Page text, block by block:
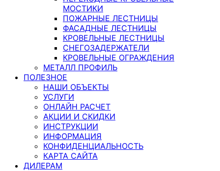
МОСТИКИ
ПОЖАРНЫЕ ЛЕСТНИЦЫ
ФАСАДНЫЕ ЛЕСТНИЦЫ
КРОВЕЛЬНЫЕ ЛЕСТНИЦЫ
СНЕГОЗАДЕРЖАТЕЛИ
КРОВЕЛЬНЫЕ ОГРАЖДЕНИЯ
МЕТАЛЛ ПРОФИЛЬ
ПОЛЕЗНОЕ
НАШИ ОБЪЕКТЫ
УСЛУГИ
ОНЛАЙН РАСЧЕТ
АКЦИИ И СКИДКИ
ИНСТРУКЦИИ
ИНФОРМАЦИЯ
КОНФИДЕНЦИАЛЬНОСТЬ
КАРТА САЙТА
ДИЛЕРАМ